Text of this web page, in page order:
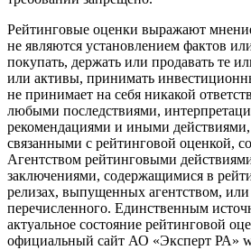
Рейтинговые оценки выражают
не являются установлением фактов
покупать, держать или продавать те
или активы, принимать
не принимает на себя никакой
любыми последствиями,
рекомендациями и иными
связанными с рейтинговой оценкой,
Агентством рейтинговыми
заключениями, содержащимися в
релизах, выпущенных агентством, или
перечисленного. Единственным
актуальное состояние рейтинговой
официальный сайт АО «Эксперт РА»